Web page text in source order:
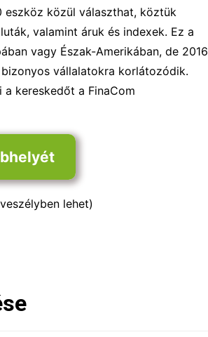
eszköz közül választhat, köztük
valamint áruk és indexek. Ez a
vagy Észak-Amerikában, de 2016
vállalatokra korlátozódik.
kereskedőt a FinaCom
lehet)